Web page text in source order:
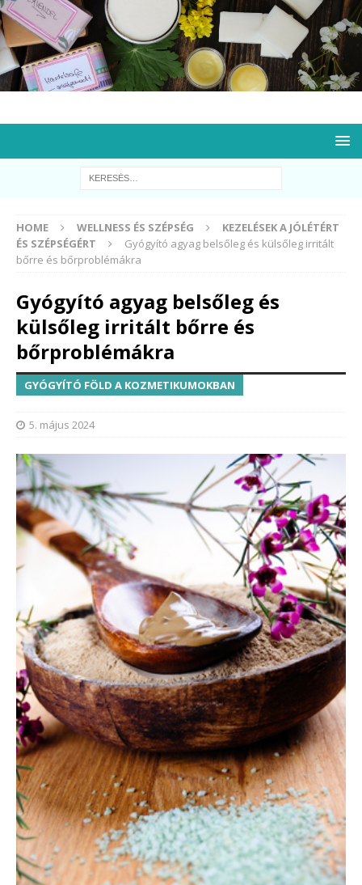
HOME WELLNESS ÉS SZÉPSÉG
KEZELÉSEK A JÓLÉTÉRT
ÉS SZÉPSÉGÉRT
Gyógyító agyag belsőleg és külsőleg irritált
bőrre és bőrproblémákra
Gyógyító agyag belsőleg és
külsőleg irritált bőrre és
bőrproblémákra
GYÓGYÍTÓ FÖLD A KOZMETIKUMOKBAN
5. május 2024